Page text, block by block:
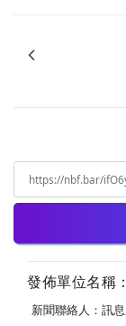
發佈單位名稱
新聞聯絡人：訊